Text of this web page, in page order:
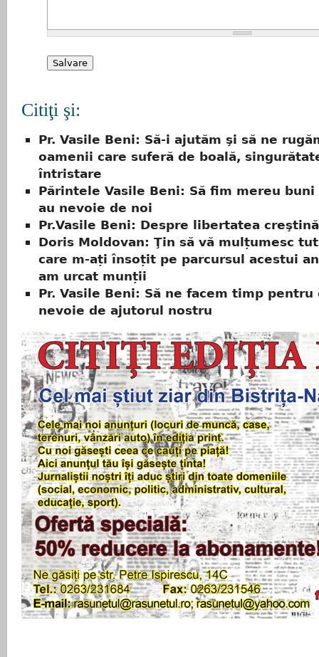
Citiţi şi:
Pr. Vasile Beni: Să-i ajutăm şi să ne
oamenii care suferă de boală,
întristare
Părintele Vasile Beni: Să fim mereu buni
au nevoie de noi
Pr.Vasile Beni: Despre libertatea creştină
Doris Moldovan: Ţin să vă mulțumesc
care m-ați însoțit pe parcursul acestui
am urcat munții
Pr. Vasile Beni: Să ne facem timp pentru
nevoie de ajutorul nostru